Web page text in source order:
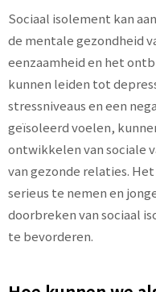
Sociaal isolement kan
de mentale gezondheid
eenzaamheid en het
kunnen leiden tot
stressniveaus en een
geïsoleerd voelen,
ontwikkelen van sociale
van gezonde relaties.
serieus te nemen en
doorbreken van sociaal
te bevorderen.